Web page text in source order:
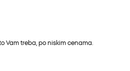
Vam treba, po niskim cenama.